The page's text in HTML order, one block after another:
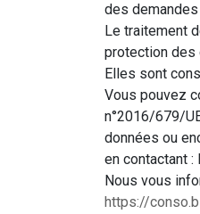
des demandes
Le traitement
protection des
Elles sont
Vous pouvez
n°2016/679/
données ou
en contactant
Nous vous
https://